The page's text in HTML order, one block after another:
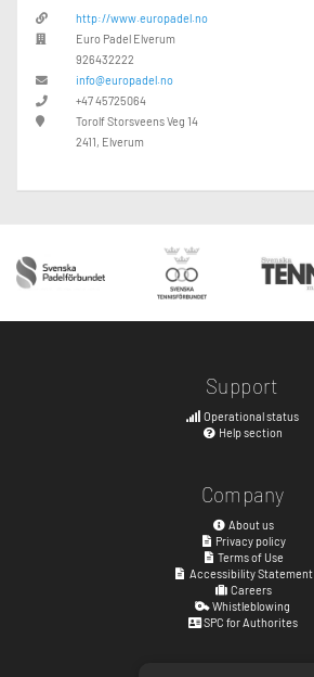
http://www.europadel.no
Euro Padel Elverum
926432222
info@europadel.no
+47 45725064
Torolf Storsveens Veg 14
2411, Elverum
Support
Operational status
Help section
Company
About us
Privacy policy
Terms of Use
Accessibility Statement
Careers
Whistleblowing
SPC for Authorites